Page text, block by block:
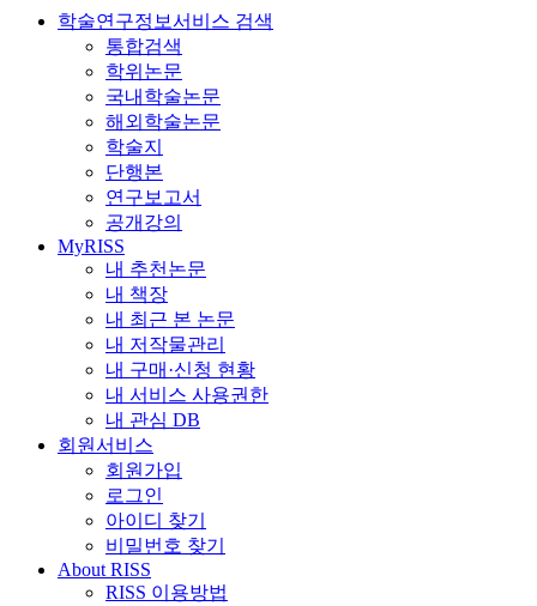
학술연구정보서비스 검색
통합검색
학위논문
국내학술논문
해외학술논문
학술지
단행본
연구보고서
공개강의
MyRISS
내 추천논문
내 책장
내 최근 본 논문
내 저작물관리
내 구매·신청 현황
내 서비스 사용권한
내 관심 DB
회원서비스
회원가입
로그인
아이디 찾기
비밀번호 찾기
About RISS
RISS 이용방법